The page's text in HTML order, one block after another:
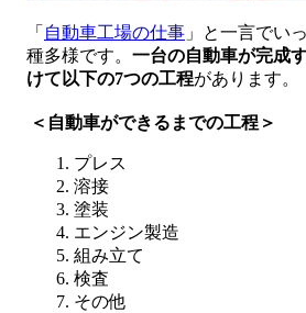
「 自動車工場の仕事 」と一言でい
種多様です。 一台の自動車が完成
けて以下の7つの工程があります。
＜自動車ができるまでの工程＞
プレス
溶接
塗装
エンジン製造
組み立て
検査
その他